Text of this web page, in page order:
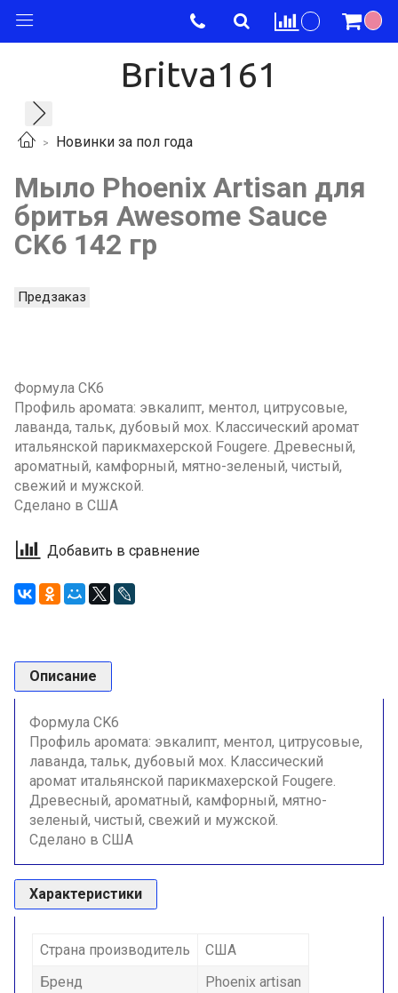
Britva161
Новинки за пол года
Мыло Phoenix Artisan для
бритья Awesome Sauce
CK6 142 гр
Предзаказ
Формула CK6
Профиль аромата: эвкалипт, ментол, цитрусовые,
лаванда, тальк, дубовый мох. Классический аромат
итальянской парикмахерской Fougere. Древесный,
ароматный, камфорный, мятно-зеленый, чистый,
свежий и мужской.
Сделано в США
Добавить в сравнение
Описание
Формула CK6
Профиль аромата: эвкалипт, ментол, цитрусовые,
лаванда, тальк, дубовый мох. Классический
аромат итальянской парикмахерской Fougere.
Древесный, ароматный, камфорный, мятно-
зеленый, чистый, свежий и мужской.
Сделано в США
Характеристики
Страна производитель
США
Бренд
Phoenix artisan